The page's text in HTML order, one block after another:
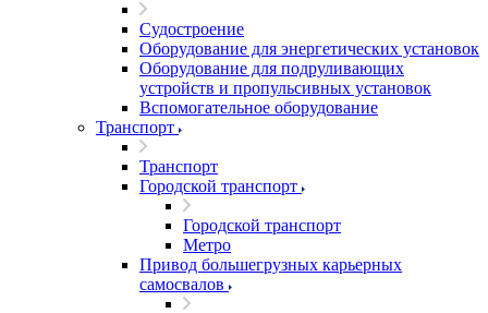
Судостроение
Оборудование для энергетических установок
Оборудование для подруливающих
устройств и пропульсивных установок
Вспомогательное оборудование
Транспорт
Транспорт
Городской транспорт
Городской транспорт
Метро
Привод большегрузных карьерных
самосвалов